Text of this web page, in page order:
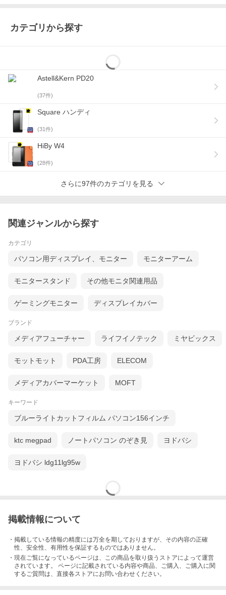
カテゴリから探す
Astell&Kern PD20
(37件)
Square ハンディ
(31件)
HiBy W4
(28件)
さらに97件のカテゴリを見る
関連ジャンルから探す
カテゴリ
パソコン用ディスプレイ、モニター モニターアーム
モニタースタンド その他モニタ関連用品
ゲーミングモニター ディスプレイカバー
ブランド
メディアフューチャー ライフイノテック ミヤビックス
モットモット PDA工房 ELECOM
メディアカバーマーケット MOFT
キーワード
ブルーライトカットフィルム パソコン156インチ
ktc megpad ノートパソコン のぞき見 ヨドバシ
ヨドバシ ldg11lg95w
掲載情報について
・掲載している情報の精度には万全を期しておりますが、その内容の正確
性、安全性、有用性を保証するものではありません。
・現在ご覧になっているページは、この商品を取り扱うストアによって運営
されています。 ページに記載されている内容や商品、ご購入 、ご購入に関
するご質問は、直接各ストアにお問い合わせください。